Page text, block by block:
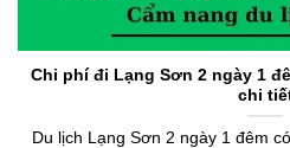
Chi phí đi Lạng Sơn 2 ngày 1
chi
Du lịch Lạng Sơn 2 ngày 1 đêm